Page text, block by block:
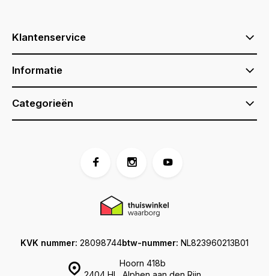
Klantenservice
Informatie
Categorieën
Hoorn 418b
KVK nummer: 28098744btw-nummer: NL823960213B01